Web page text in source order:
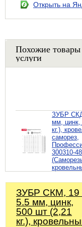
Открыть на
Похожие
услуги
ЗУБР
мм, цинк,
кг.),
саморез,
300310-
ЗУБР СКМ, 19
5.5 мм, цинк,
500 шт (2,21
кг.),